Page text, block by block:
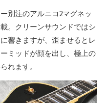
別注のアルニコ2マグネッ
載。クリーンサウンドではシ
響きますが、歪ませるとレ
ミッドが顔を出し、極上の
れます。